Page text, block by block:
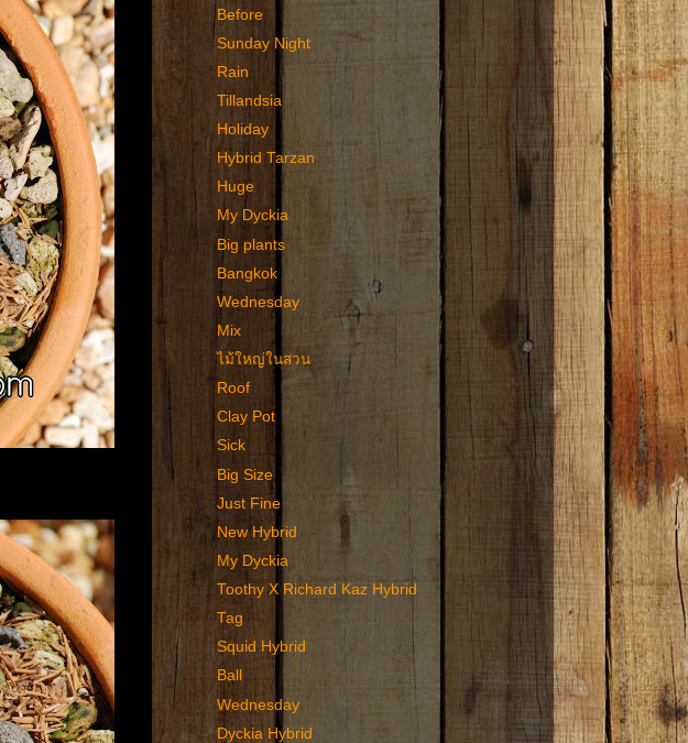
Before
Sunday Night
Rain
Tillandsia
Holiday
Hybrid Tarzan
Huge
My Dyckia
Big plants
Bangkok
Wednesday
Mix
ไม้ใหญ่ในสวน
Roof
Clay Pot
Sick
Big Size
Just Fine
New Hybrid
My Dyckia
Toothy X Richard Kaz Hybrid
Tag
Squid Hybrid
Ball
Wednesday
Dyckia Hybrid